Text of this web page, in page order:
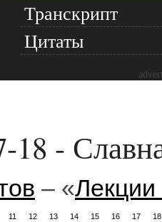
Транскрипт
Цитаты
-
– «
11 12 13 14 15 16 17 18